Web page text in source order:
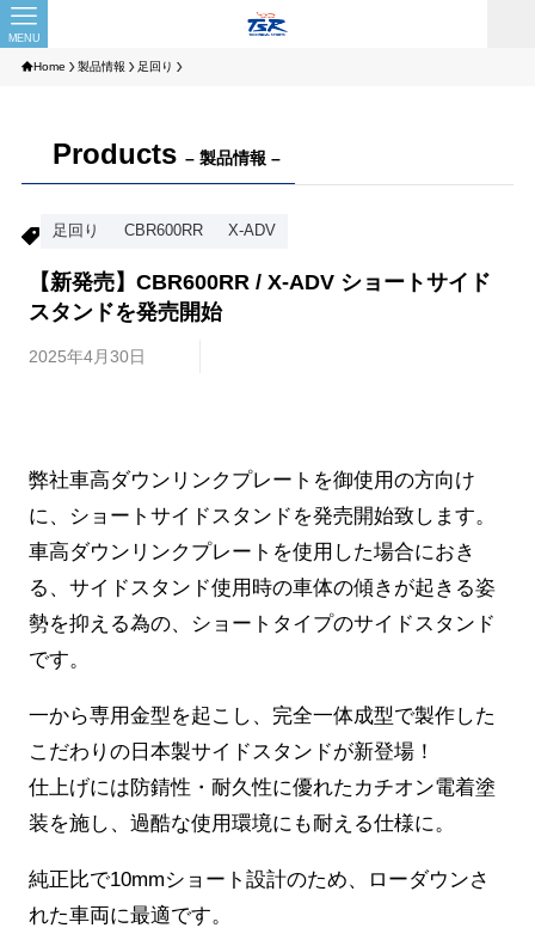
MENU
Home 製品情報 足回り
Products – 製品情報 –
足回り CBR600RR X-ADV
【新発売】CBR600RR / X-ADV ショートサイド
スタンドを発売開始
2025年4月30日
弊社車高ダウンリンクプレートを御使用の方向け
に、ショートサイドスタンドを発売開始致します。
車高ダウンリンクプレートを使用した場合におき
る、サイドスタンド使用時の車体の傾きが起きる姿
勢を抑える為の、ショートタイプのサイドスタンド
です。
一から専用金型を起こし、完全一体成型で製作した
こだわりの日本製サイドスタンドが新登場！
仕上げには防錆性・耐久性に優れたカチオン電着塗
装を施し、過酷な使用環境にも耐える仕様に。
純正比で10mmショート設計のため、ローダウンさ
れた車両に最適です。